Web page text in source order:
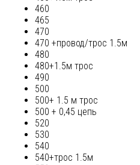
460
465
470
470 +провод/трос 1.5м
480
480+1.5м трос
490
500
500+ 1.5 м трос
500 + 0,45 цепь
520
530
540
540+трос 1.5м